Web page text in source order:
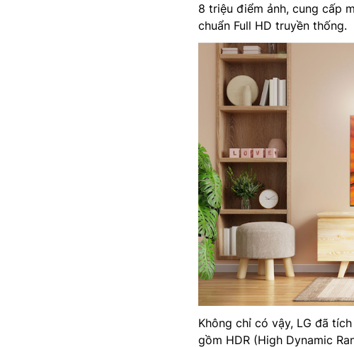
8 triệu điểm ảnh, cung cấp
chuẩn Full HD truyền thống.
Không chỉ có vậy, LG đã
gồm HDR (High Dynamic